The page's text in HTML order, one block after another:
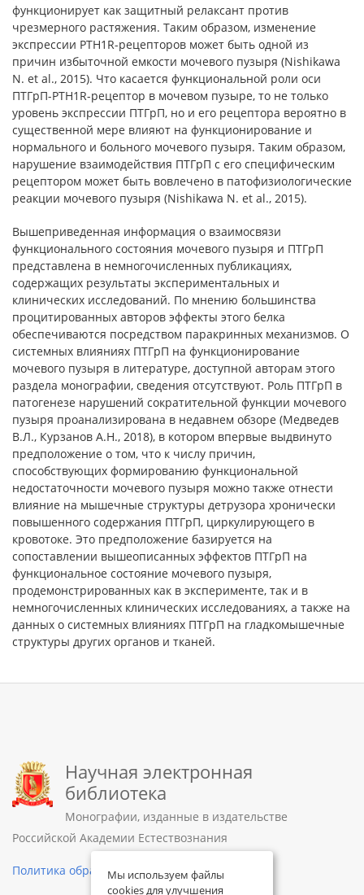
функционирует как защитный релаксант против
чрезмерного растяжения. Таким образом, изменение
экспрессии PTH1R-рецепторов может быть одной из
причин избыточной емкости мочевого пузыря (Nishikawa
N. et al., 2015). Что касается функциональной роли оси
ПТГрП-PTH1R-рецептор в мочевом пузыре, то не только
уровень экспрессии ПТГрП, но и его рецептора вероятно в
существенной мере влияют на функционирование и
нормального и больного мочевого пузыря. Таким образом,
нарушение взаимодействия ПТГрП с его специфическим
рецептором может быть вовлечено в патофизиологические
реакции мочевого пузыря (Nishikawa N. et al., 2015).
Вышеприведенная информация о взаимосвязи
функционального состояния мочевого пузыря и ПТГрП
представлена в немногочисленных публикациях,
содержащих результаты экспериментальных и
клинических исследований. По мнению большинства
процитированных авторов эффекты этого белка
обеспечиваются посредством паракринных механизмов. О
системных влияниях ПТГрП на функционирование
мочевого пузыря в литературе, доступной авторам этого
раздела монографии, сведения отсутствуют. Роль ПТГрП в
патогенезе нарушений сократительной функции мочевого
пузыря проанализирована в недавнем обзоре (Медведев
В.Л., Курзанов А.Н., 2018), в котором впервые выдвинуто
предположение о том, что к числу причин,
способствующих формированию функциональной
недостаточности мочевого пузыря можно также отнести
влияние на мышечные структуры детрузора хронически
повышенного содержания ПТГрП, циркулирующего в
кровотоке. Это предположение базируется на
сопоставлении вышеописанных эффектов ПТГрП на
функциональное состояние мочевого пузыря,
продемонстрированных как в эксперименте, так и в
немногочисленных клинических исследованиях, а также на
данных о системных влияниях ПТГрП на гладкомышечные
структуры других органов и тканей.
Научная электронная
библиотека
Монографии, изданные в издательстве
Российской Академии Естествознания
Политика обработки персональных данных
Мы используем файлы
cookies для улучшения